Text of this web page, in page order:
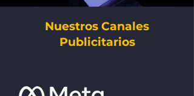
Nuestros Canales
Publicitarios